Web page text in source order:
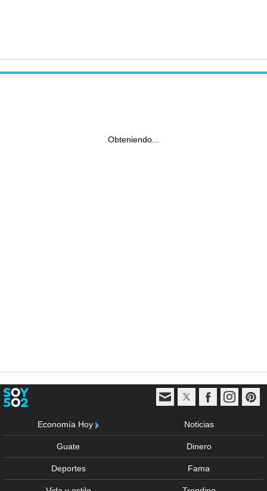
Obteniendo...
Economía Hoy Noticias
Guate Dinero
Deportes Fama